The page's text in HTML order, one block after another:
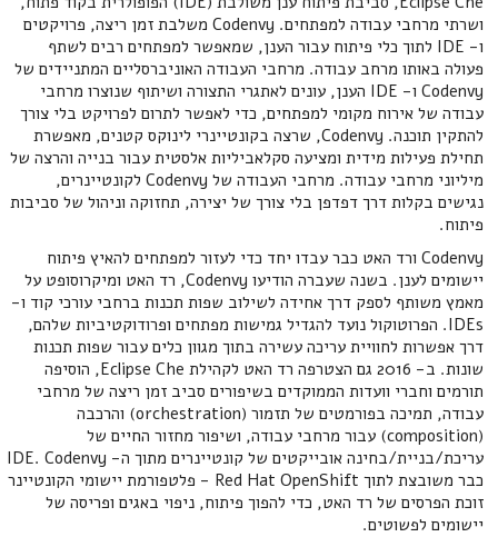
ושרתי מרחבי עבודה למפתחים. Codenvy משלבת זמן ריצה, פרויקטים
ו- IDE לתוך כלי פיתוח עבור הענן, שמאפשר למפתחים רבים לשתף
פעולה באותו מרחב עבודה. מרחבי העבודה האוניברסליים המתניידים של
Codenvy ו- IDE הענן, עונים לאתגרי התצורה ושיתוף שנוצרו מרחבי
עבודה של אירוח מקומי למפתחים, כדי לאפשר לתרום לפרויקט בלי צורך
להתקין תוכנה. Codenvy, שרצה בקונטיינרי לינוקס קטנים, מאפשרת
תחילת פעילות מידית ומציעה סקלאביליות אלסטית עבור בנייה והרצה של
מיליוני מרחבי עבודה. מרחבי העבודה של Codenvy לקונטיינרים,
נגישים בקלות דרך דפדפן בלי צורך של יצירה, תחזוקה וניהול של סביבות
פיתוח.
Codenvy ורד האט כבר עבדו יחד כדי לעזור למפתחים להאיץ פיתוח
יישומים לענן. בשנה שעברה הודיעו Codenvy, רד האט ומיקרוסופט על
מאמץ משותף לספק דרך אחידה לשילוב שפות תכנות ברחבי עורכי קוד ו-
IDEs. הפרוטוקול נועד להגדיל גמישות מפתחים ופרודוקטיביות שלהם,
דרך אפשרות לחוויית עריכה עשירה בתוך מגוון כלים עבור שפות תכנות
שונות. ב- 2016 גם הצטרפה רד האט לקהילת Eclipse Che, הוסיפה
תורמים וחברי וועדות הממוקדים בשיפורים סביב זמן ריצה של מרחבי
עבודה, תמיכה בפורמטים של תזמור (orchestration) והרכבה
(composition) עבור מרחבי עבודה, ושיפור מחזור החיים של
עריכת/בניית/בחינה אובייקטים של קונטיינרים מתוך ה- IDE. Codenvy
כבר משובצת לתוך Red Hat OpenShift - פלטפורמת יישומי הקונטיינר
זוכת הפרסים של רד האט, כדי להפוך פיתוח, ניפוי באגים ופריסה של
יישומים לפשוטים.